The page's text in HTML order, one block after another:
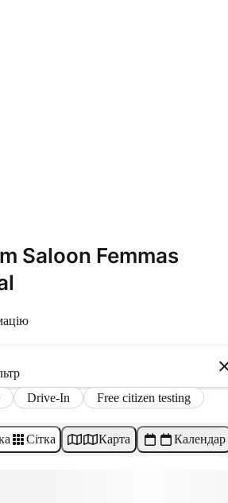
Saloon Femmas
Drive-In Free citizen testing
Сітка Карта Календар